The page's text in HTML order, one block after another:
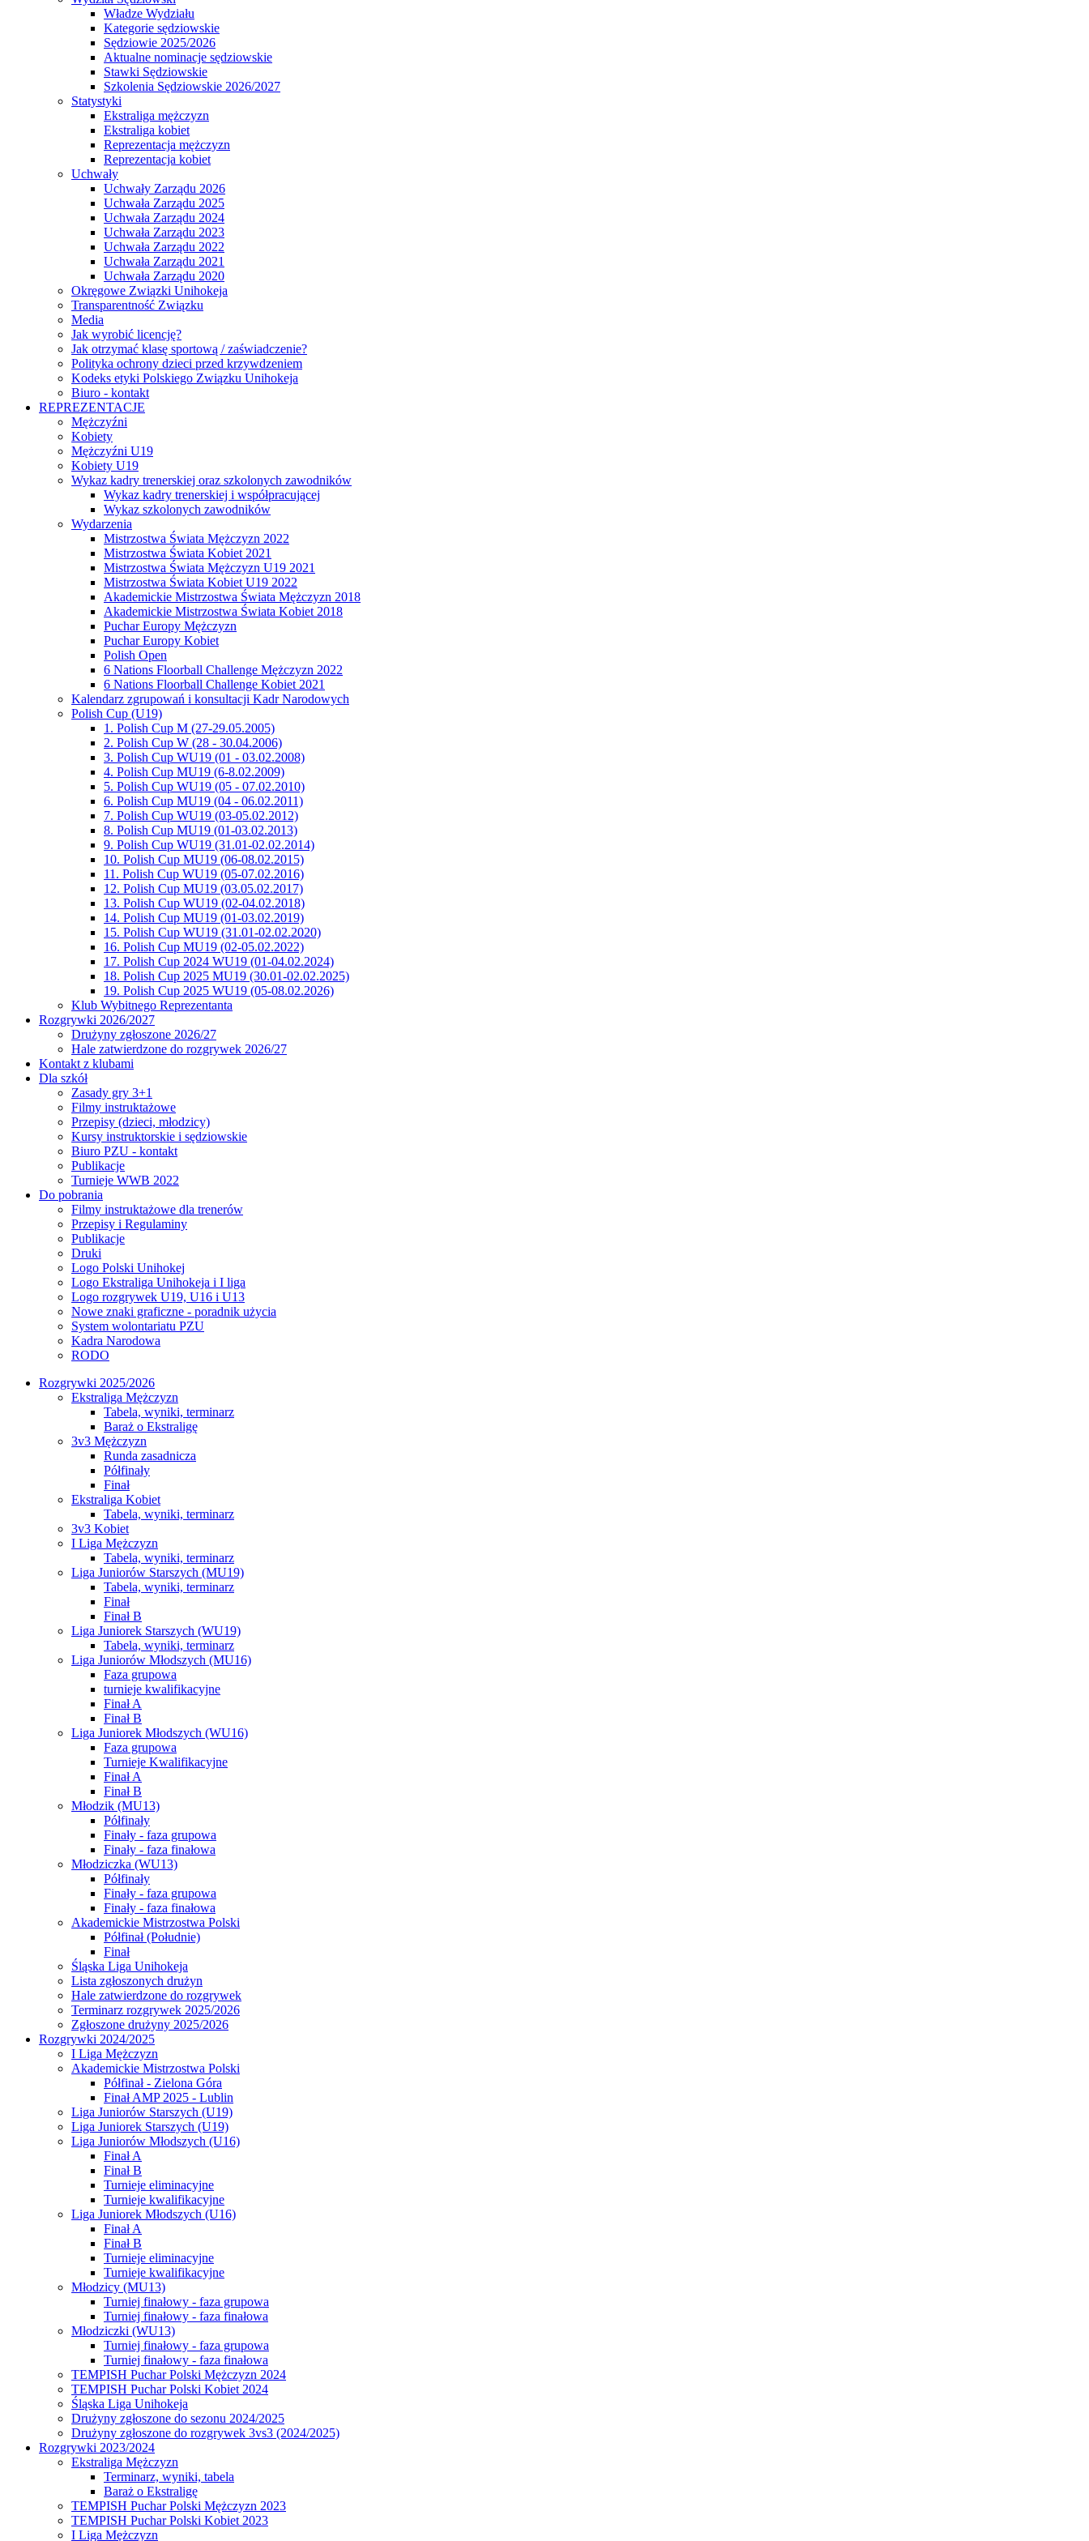
Władze Wydziału
Kategorie sędziowskie
Sędziowie 2025/2026
Aktualne nominacje sędziowskie
Stawki Sędziowskie
Szkolenia Sędziowskie 2026/2027
Statystyki
Ekstraliga mężczyzn
Ekstraliga kobiet
Reprezentacja mężczyzn
Reprezentacja kobiet
Uchwały
Uchwały Zarządu 2026
Uchwała Zarządu 2025
Uchwała Zarządu 2024
Uchwała Zarządu 2023
Uchwała Zarządu 2022
Uchwała Zarządu 2021
Uchwała Zarządu 2020
Okręgowe Związki Unihokeja
Transparentność Związku
Media
Jak wyrobić licencję?
Jak otrzymać klasę sportową / zaświadczenie?
Polityka ochrony dzieci przed krzywdzeniem
Kodeks etyki Polskiego Związku Unihokeja
Biuro - kontakt
REPREZENTACJE
Mężczyźni
Kobiety
Mężczyźni U19
Kobiety U19
Wykaz kadry trenerskiej oraz szkolonych zawodników
Wykaz kadry trenerskiej i współpracującej
Wykaz szkolonych zawodników
Wydarzenia
Mistrzostwa Świata Mężczyzn 2022
Mistrzostwa Świata Kobiet 2021
Mistrzostwa Świata Mężczyzn U19 2021
Mistrzostwa Świata Kobiet U19 2022
Akademickie Mistrzostwa Świata Mężczyzn 2018
Akademickie Mistrzostwa Świata Kobiet 2018
Puchar Europy Mężczyzn
Puchar Europy Kobiet
Polish Open
6 Nations Floorball Challenge Mężczyzn 2022
6 Nations Floorball Challenge Kobiet 2021
Kalendarz zgrupowań i konsultacji Kadr Narodowych
Polish Cup (U19)
1. Polish Cup M (27-29.05.2005)
2. Polish Cup W (28 - 30.04.2006)
3. Polish Cup WU19 (01 - 03.02.2008)
4. Polish Cup MU19 (6-8.02.2009)
5. Polish Cup WU19 (05 - 07.02.2010)
6. Polish Cup MU19 (04 - 06.02.2011)
7. Polish Cup WU19 (03-05.02.2012)
8. Polish Cup MU19 (01-03.02.2013)
9. Polish Cup WU19 (31.01-02.02.2014)
10. Polish Cup MU19 (06-08.02.2015)
11. Polish Cup WU19 (05-07.02.2016)
12. Polish Cup MU19 (03.05.02.2017)
13. Polish Cup WU19 (02-04.02.2018)
14. Polish Cup MU19 (01-03.02.2019)
15. Polish Cup WU19 (31.01-02.02.2020)
16. Polish Cup MU19 (02-05.02.2022)
17. Polish Cup 2024 WU19 (01-04.02.2024)
18. Polish Cup 2025 MU19 (30.01-02.02.2025)
19. Polish Cup 2025 WU19 (05-08.02.2026)
Klub Wybitnego Reprezentanta
Rozgrywki 2026/2027
Drużyny zgłoszone 2026/27
Hale zatwierdzone do rozgrywek 2026/27
Kontakt z klubami
Dla szkół
Zasady gry 3+1
Filmy instruktażowe
Przepisy (dzieci, młodzicy)
Kursy instruktorskie i sędziowskie
Biuro PZU - kontakt
Publikacje
Turnieje WWB 2022
Do pobrania
Filmy instruktażowe dla trenerów
Przepisy i Regulaminy
Publikacje
Druki
Logo Polski Unihokej
Logo Ekstraliga Unihokeja i I liga
Logo rozgrywek U19, U16 i U13
Nowe znaki graficzne - poradnik użycia
System wolontariatu PZU
Kadra Narodowa
RODO
Rozgrywki 2025/2026
Ekstraliga Mężczyzn
Tabela, wyniki, terminarz
Baraż o Ekstraligę
3v3 Mężczyzn
Runda zasadnicza
Półfinały
Finał
Ekstraliga Kobiet
Tabela, wyniki, terminarz
3v3 Kobiet
I Liga Mężczyzn
Tabela, wyniki, terminarz
Liga Juniorów Starszych (MU19)
Tabela, wyniki, terminarz
Finał
Finał B
Liga Juniorek Starszych (WU19)
Tabela, wyniki, terminarz
Liga Juniorów Młodszych (MU16)
Faza grupowa
turnieje kwalifikacyjne
Finał A
Finał B
Liga Juniorek Młodszych (WU16)
Faza grupowa
Turnieje Kwalifikacyjne
Finał A
Finał B
Młodzik (MU13)
Półfinały
Finały - faza grupowa
Finały - faza finałowa
Młodziczka (WU13)
Półfinały
Finały - faza grupowa
Finały - faza finałowa
Akademickie Mistrzostwa Polski
Półfinał (Południe)
Finał
Śląska Liga Unihokeja
Lista zgłoszonych drużyn
Hale zatwierdzone do rozgrywek
Terminarz rozgrywek 2025/2026
Zgłoszone drużyny 2025/2026
Rozgrywki 2024/2025
I Liga Mężczyzn
Akademickie Mistrzostwa Polski
Półfinał - Zielona Góra
Finał AMP 2025 - Lublin
Liga Juniorów Starszych (U19)
Liga Juniorek Starszych (U19)
Liga Juniorów Młodszych (U16)
Finał A
Finał B
Turnieje eliminacyjne
Turnieje kwalifikacyjne
Liga Juniorek Młodszych (U16)
Finał A
Finał B
Turnieje eliminacyjne
Turnieje kwalifikacyjne
Młodzicy (MU13)
Turniej finałowy - faza grupowa
Turniej finałowy - faza finałowa
Młodziczki (WU13)
Turniej finałowy - faza grupowa
Turniej finałowy - faza finałowa
TEMPISH Puchar Polski Mężczyzn 2024
TEMPISH Puchar Polski Kobiet 2024
Śląska Liga Unihokeja
Drużyny zgłoszone do sezonu 2024/2025
Drużyny zgłoszone do rozgrywek 3vs3 (2024/2025)
Rozgrywki 2023/2024
Ekstraliga Mężczyzn
Terminarz, wyniki, tabela
Baraż o Ekstraligę
TEMPISH Puchar Polski Mężczyzn 2023
TEMPISH Puchar Polski Kobiet 2023
I Liga Mężczyzn